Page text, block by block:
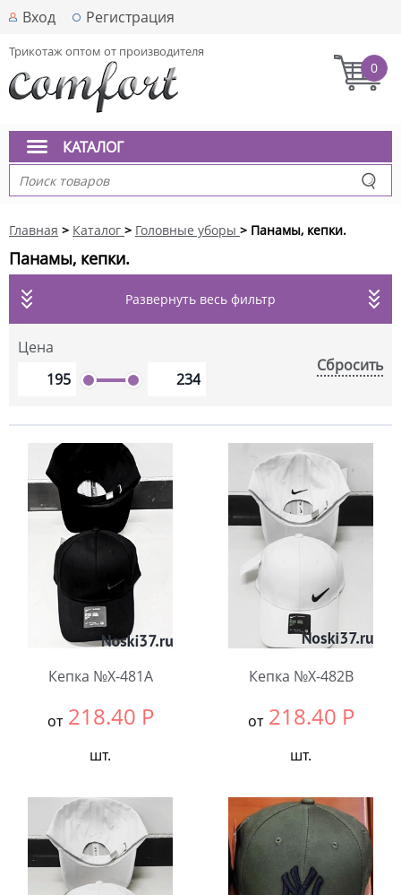
Вход Регистрация
Трикотаж оптом от производителя
0
КАТАЛОГ
Главная > Каталог > Головные уборы > Панамы, кепки.
Панамы, кепки.
Развернуть весь фильтр
Цена
Сбросить
Кепка №X-481A
от 218.40 Р
шт.
В упаковке:
шт.
Количество:
Кепка №X-482B
от 218.40 Р
шт.
В упаковке:
5
шт.
Количество: